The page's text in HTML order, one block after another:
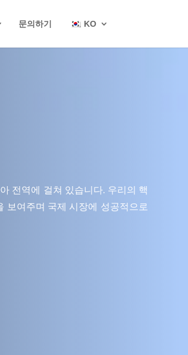
문의하기 KO
전역에 걸쳐 있습니다. 우리의 핵
보여주며 국제 시장에 성공적으로